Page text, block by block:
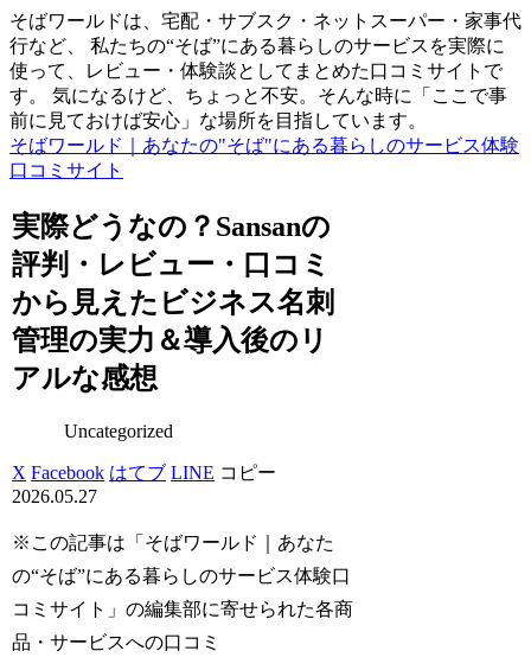
そばワールドは、宅配・サブスク・ネットスーパー・家事代
行など、 私たちの“そば”にある暮らしのサービスを実際に
使って、レビュー・体験談としてまとめた口コミサイトで
す。 気になるけど、ちょっと不安。そんな時に「ここで事
前に見ておけば安心」な場所を目指しています。
そばワールド｜あなたの"そば"にある暮らしのサービス体験
口コミサイト
実際どうなの？Sansanの
評判・レビュー・口コミ
から見えたビジネス名刺
管理の実力＆導入後のリ
アルな感想
Uncategorized
X Facebook はてブ LINE コピー
2026.05.27
※この記事は「そばワールド｜あなた
の“そば”にある暮らしのサービス体験口
コミサイト」の編集部に寄せられた各商
品・サービスへの口コミ